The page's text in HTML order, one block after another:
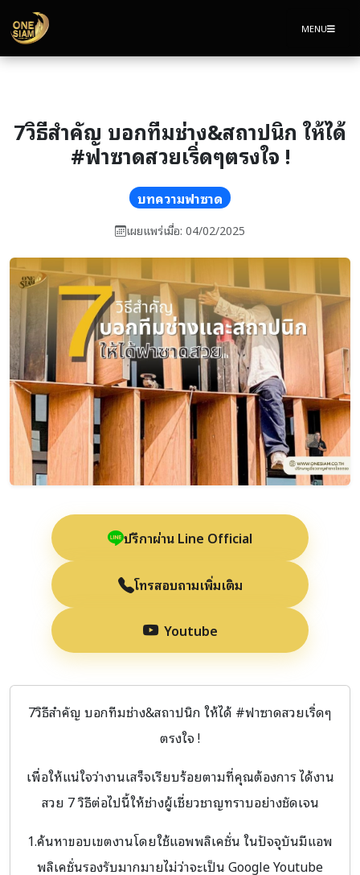
MENU
7วิธีสำคัญ บอกทีมช่าง&สถาปนิก ให้ได้
#ฟาซาดสวยเริ่ดๆตรงใจ !
บทความฟาซาด
เผยแพร่เมื่อ: 04/02/2025
ปรึกษาผ่าน Line Official
โทรสอบถามเพิ่มเติม
Youtube
7วิธีสำคัญ บอกทีมช่าง&สถาปนิก ให้ได้ #ฟาซาดสวยเริ่ดๆ
ตรงใจ !
เพื่อให้แน่ใจว่างานเสร็จเรียบร้อยตามที่คุณต้องการ ได้งาน
สวย 7 วิธีต่อไปนี้ให้ช่างผู้เชี่ยวชาญทราบอย่างชัดเจน
1.ค้นหาขอบเขตงานโดยใช้แอพพลิเคชั่น ในปัจจุบันมีแอพ
พลิเคชั่นรองรับมากมายไม่ว่าจะเป็น Google Youtube